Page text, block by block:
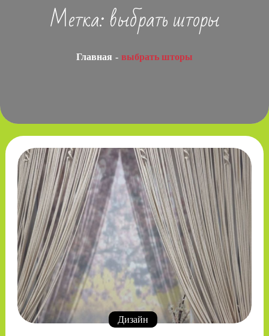
Метка:выбрать шторы
Главная выбрать шторы
Дизайн